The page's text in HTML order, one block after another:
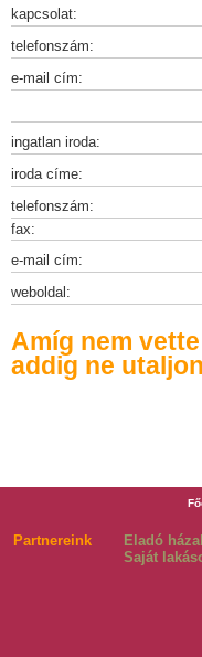
kapcsolat:
telefonszám:
e-mail cím:
ingatlan iroda:
iroda címe:
telefonszám:
fax:
e-mail cím:
weboldal:
Amíg nem
addig ne
Partnereink Eladó
Saját